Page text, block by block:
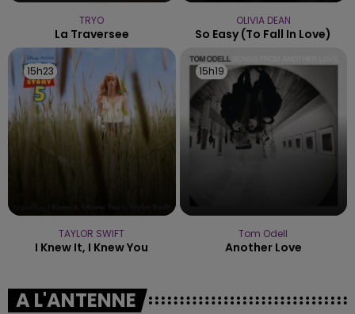
TRYO
La Traversee
OLIVIA DEAN
So Easy (to Fall In Love)
15h23
15h23
TAYLOR SWIFT
I Knew It, I Knew You
15h19
15h19
Tom Odell
Another Love
A L'ANTENNE